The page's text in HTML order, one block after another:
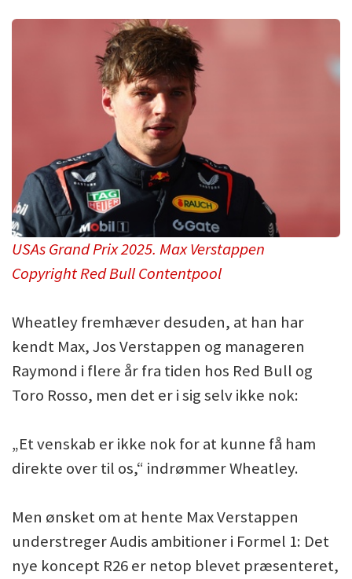
USAs Grand Prix 2025. Max Verstappen
Copyright Red Bull Contentpool
Wheatley fremhæver desuden, at han har
kendt Max, Jos Verstappen og manageren
Raymond i flere år fra tiden hos Red Bull og
Toro Rosso, men det er i sig selv ikke nok:
„Et venskab er ikke nok for at kunne få ham
direkte over til os,“ indrømmer Wheatley.
Men ønsket om at hente Max Verstappen
understreger Audis ambitioner i Formel 1: Det
nye koncept R26 er netop blevet præsenteret,